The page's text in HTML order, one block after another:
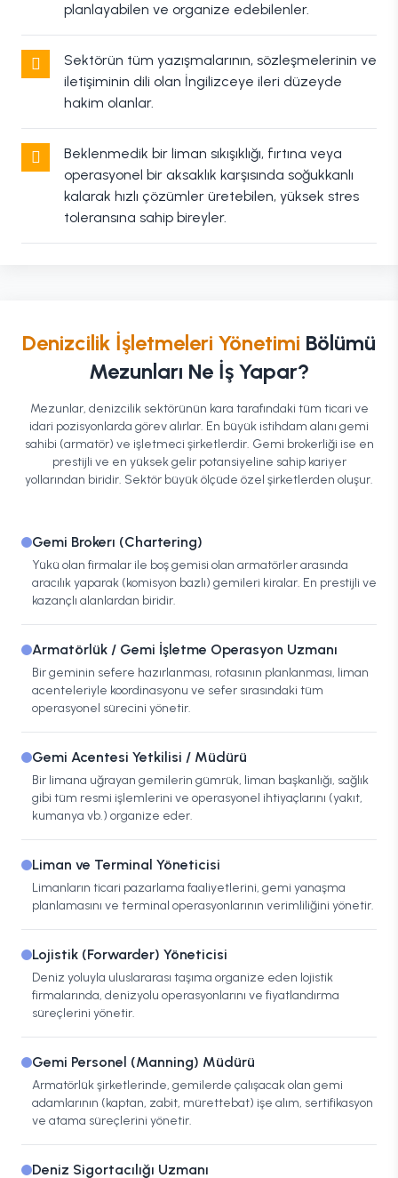
planlayabilen ve organize edebilenler.
Sektörün tüm yazışmalarının, sözleşmelerinin ve
iletişiminin dili olan İngilizceye ileri düzeyde
hakim olanlar.
Beklenmedik bir liman sıkışıklığı, fırtına veya
operasyonel bir aksaklık karşısında soğukkanlı
kalarak hızlı çözümler üretebilen, yüksek stres
toleransına sahip bireyler.
Denizcilik İşletmeleri Yönetimi Bölümü
Mezunları Ne İş Yapar?
Mezunlar, denizcilik sektörünün kara tarafındaki tüm ticari ve
idari pozisyonlarda görev alırlar. En büyük istihdam alanı gemi
sahibi (armatör) ve işletmeci şirketlerdir. Gemi brokerliği ise en
prestijli ve en yüksek gelir potansiyeline sahip kariyer
yollarından biridir. Sektör büyük ölçüde özel şirketlerden oluşur.
Gemi Brokerı (Chartering)
Yükü olan firmalar ile boş gemisi olan armatörler arasında
aracılık yaparak (komisyon bazlı) gemileri kiralar. En prestijli ve
kazançlı alanlardan biridir.
Armatörlük / Gemi İşletme Operasyon Uzmanı
Bir geminin sefere hazırlanması, rotasının planlanması, liman
acenteleriyle koordinasyonu ve sefer sırasındaki tüm
operasyonel sürecini yönetir.
Gemi Acentesi Yetkilisi / Müdürü
Bir limana uğrayan gemilerin gümrük, liman başkanlığı, sağlık
gibi tüm resmi işlemlerini ve operasyonel ihtiyaçlarını (yakıt,
kumanya vb.) organize eder.
Liman ve Terminal Yöneticisi
Limanların ticari pazarlama faaliyetlerini, gemi yanaşma
planlamasını ve terminal operasyonlarının verimliliğini yönetir.
Lojistik (Forwarder) Yöneticisi
Deniz yoluyla uluslararası taşıma organize eden lojistik
firmalarında, denizyolu operasyonlarını ve fiyatlandırma
süreçlerini yönetir.
Gemi Personel (Manning) Müdürü
Armatörlük şirketlerinde, gemilerde çalışacak olan gemi
adamlarının (kaptan, zabit, mürettebat) işe alım, sertifikasyon
ve atama süreçlerini yönetir.
Deniz Sigortacılığı Uzmanı